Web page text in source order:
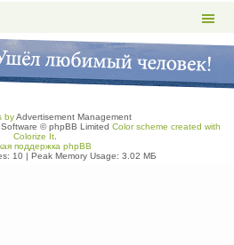
byAdvertisement Management
© phpBB Limited Color scheme created with
Colorize It.
поддержка phpBB
10| Peak Memory Usage: 3.02 МБ